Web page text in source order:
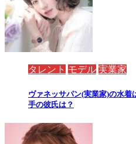
タレント モデル 実業家
ヴァネッサパン(実業家)の水着
手の彼氏は？